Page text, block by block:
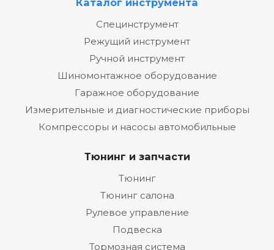
Каталог инструмента
Специнструмент
Режущий инструмент
Ручной инструмент
Шиномонтажное оборудование
Гаражное оборудование
Измерительные и диагностические приборы
Компрессоры и насосы автомобильные
Тюнинг и запчасти
Тюнинг
Тюнинг салона
Рулевое управление
Подвеска
Тормозная система